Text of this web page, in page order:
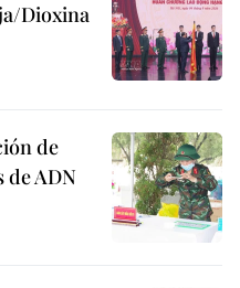
Dioxina
de
ADN